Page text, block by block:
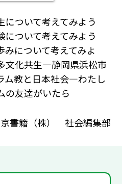
について考えてみよう
について考えてみよう
みについて考えてみよ
文化共生―静岡県浜松市
教と日本社会―わたし
の友達がいたら
書籍（株） 社会編集部